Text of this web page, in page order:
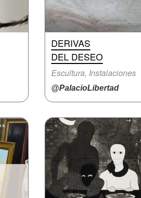
DERIVAS
DEL DESEO
Escultura, Instalaciones
@PalacioLibertad